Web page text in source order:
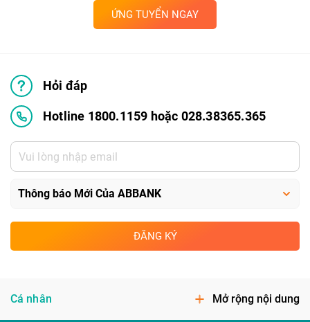
ỨNG TUYỂN NGAY
Hỏi đáp
Hotline 1800.1159 hoặc 028.38365.365
ĐĂNG KÝ
Cá nhân Mở rộng nội dung